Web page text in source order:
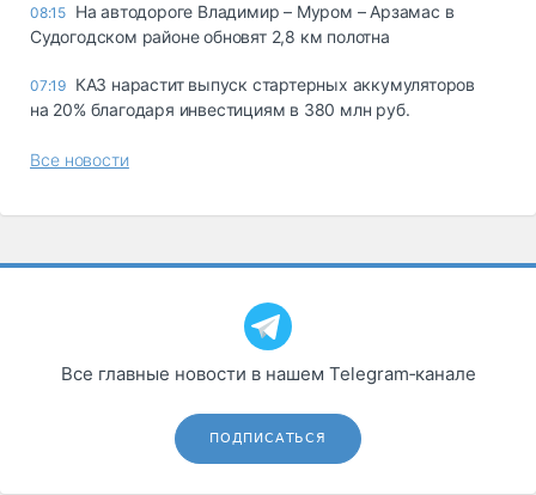
08:15 На автодороге Владимир – Муром – Арзамас в
Судогодском районе обновят 2,8 км полотна
07:19 КАЗ нарастит выпуск стартерных аккумуляторов
на 20% благодаря инвестициям в 380 млн руб.
Все новости
Все главные новости в нашем Telegram‑канале
ПОДПИСАТЬСЯ